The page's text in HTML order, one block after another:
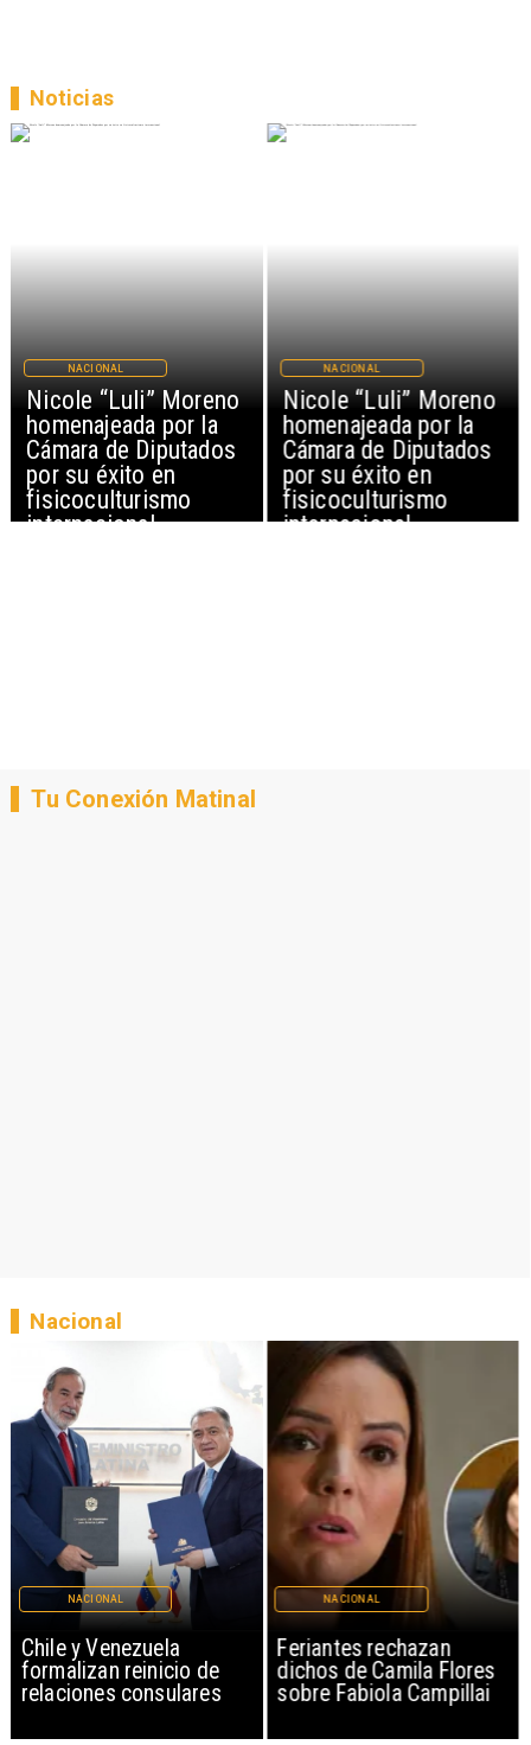
Nicole “Luli” Moreno
homenajeada por la
Cámara de Diputados
por su éxito en
fisicoculturismo
internacional
NACIONAL
Nicole “Luli” Moreno
homenajeada por la
Cámara de Diputados
por su éxito en
fisicoculturismo
internacional
NACIONAL
Noticias
Tu Conexión Matinal
Chile y Venezuela
formalizan reinicio de
relaciones consulares
NACIONAL
Feriantes rechazan
dichos de Camila Flores
sobre Fabiola Campillai
NACIONAL
Nacional